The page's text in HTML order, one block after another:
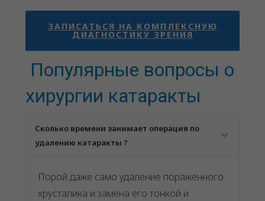
ЗАПИСАТЬСЯ НА КОМПЛЕКСНУЮ
ДИАГНОСТИКУ ЗРЕНИЯ
Популярные вопросы о
хирургии катаракты
Сколько времени занимает операция по
удалению катаракты ?
Порой даже само удаление пораженного
хрусталика и замена его тонкой и